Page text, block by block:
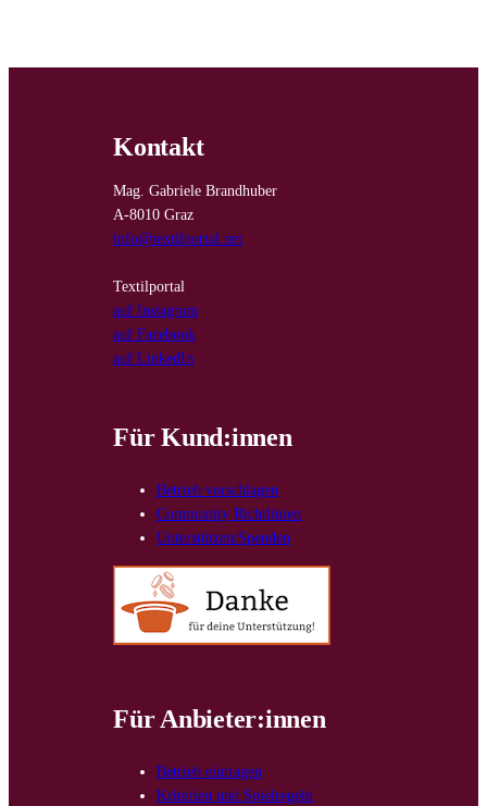
Kontakt
Mag. Gabriele Brandhuber
A-8010 Graz
info@textilportal.net
Textilportal
auf Instagram
auf Facebook
auf LinkedIn
Für Kund:innen
Betrieb vorschlagen
Community Richtlinien
Unterstützen/Spenden
Für Anbieter:innen
Betrieb eintragen
Kriterien und Spielregeln